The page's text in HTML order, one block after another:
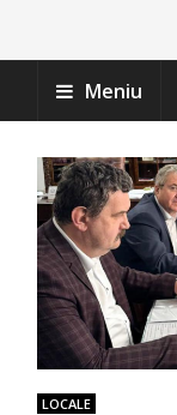
Meniu
LOCALE